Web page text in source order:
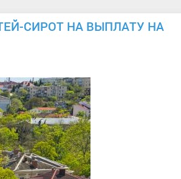
СИРОТ НА ВЫПЛАТУ НА